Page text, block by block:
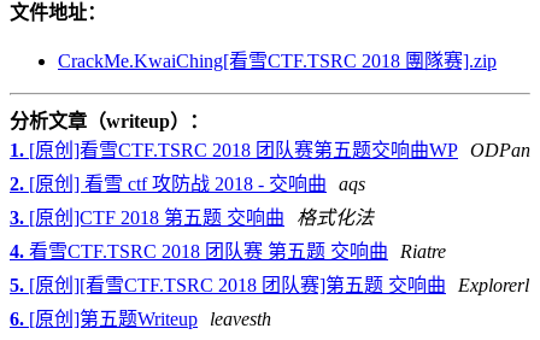
文件地址：
CrackMe.KwaiChing[看雪CTF.TSRC 2018 團隊赛].zip
分析文章（writeup）：
1. [原创]看雪CTF.TSRC 2018 团队赛第五题交响曲WP ODPan
2. [原创] 看雪 ctf 攻防战 2018 - 交响曲
aqs
3. [原创]CTF 2018 第五题 交响曲
格式化法
4. 看雪CTF.TSRC 2018 团队赛 第五题 交响曲
Riatre
5. [原创][看雪CTF.TSRC 2018 团队赛]第五题 交响曲
Explorerl
6. [原创]第五题Writeup
leavesth